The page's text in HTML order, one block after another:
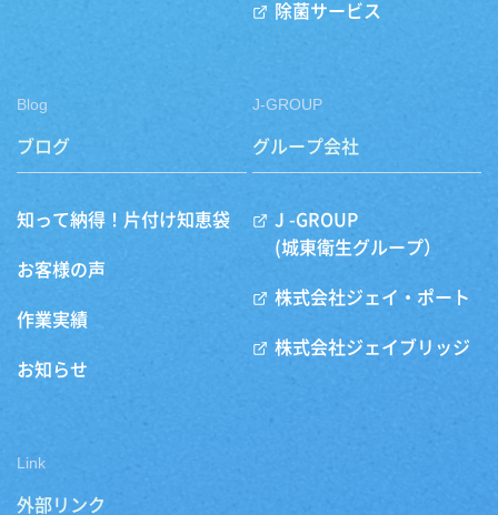
除菌サービス
Blog
ブログ
知って納得！片付け知恵袋
お客様の声
作業実績
お知らせ
J-GROUP
グループ会社
J -GROUP
(城東衛生グループ）
株式会社ジェイ・ポート
株式会社ジェイブリッジ
Link
外部リンク